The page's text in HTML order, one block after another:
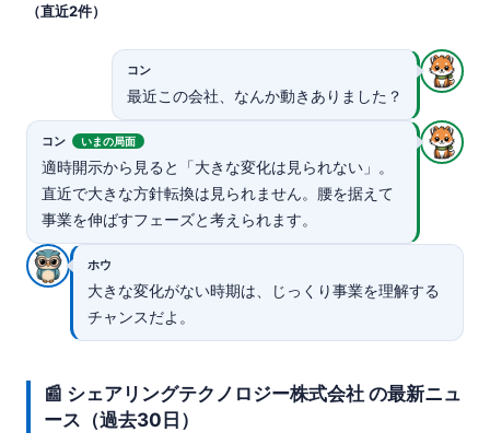
（直近2件）
コン
最近この会社、なんか動きありました？
コン いまの局面
適時開示から見ると「大きな変化は見られない」。
直近で大きな方針転換は見られません。腰を据えて
事業を伸ばすフェーズと考えられます。
ホウ
大きな変化がない時期は、じっくり事業を理解する
チャンスだよ。
📰 シェアリングテクノロジー株式会社 の最新ニュ
ース（過去30日）